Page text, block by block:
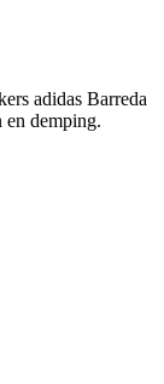
adidas Barreda
en demping.